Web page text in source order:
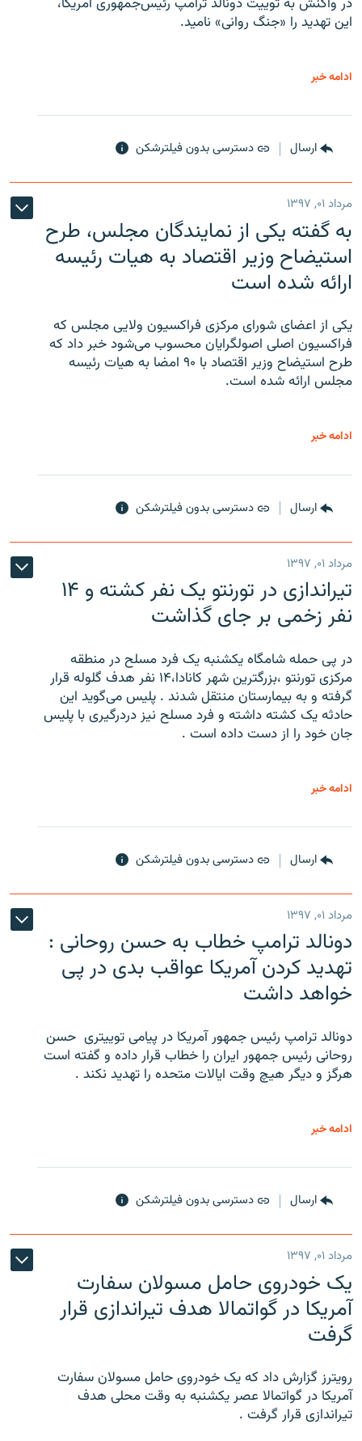
این تهدید را «جنگ روانی» نامید.
ادامه خبر
ارسال دسترسی بدون فیلترشکن
مرداد ۰۱, ۱۳۹۷
به گفته یکی از نمایندگان مجلس، طرح
استیضاح وزیر اقتصاد به هیات رئیسه
ارائه شده است
یکی از اعضای شورای مرکزی فراکسیون ولایی مجلس که
فراکسیون اصلی اصولگرایان محسوب می‌شود خبر داد که
طرح استیضاح وزیر اقتصاد با ۹۰ امضا به هیات رئیسه
مجلس ارائه شده است.
ادامه خبر
ارسال دسترسی بدون فیلترشکن
مرداد ۰۱, ۱۳۹۷
تیراندازی در تورنتو یک نفر کشته و ۱۴
نفر زخمی بر جای گذاشت
در پی حمله شامگاه یکشنبه یک فرد مسلح در منطقه
مرکزی تورنتو ،‌بزرگترین شهر کانادا،۱۴ نفر هدف گلوله قرار
گرفته و به بیمارستان منتقل شدند . پلیس می‌گوید این
حادثه یک کشته داشته و فرد مسلح نیز دردرگیری با پلیس
جان خود را از دست داده است .
ادامه خبر
ارسال دسترسی بدون فیلترشکن
مرداد ۰۱, ۱۳۹۷
دونالد ترامپ خطاب به حسن روحانی :
تهدید کردن آمریکا عواقب بدی در پی
خواهد داشت
دونالد ترامپ رئیس جمهور آمریکا در پیامی توییتری ‌ حسن
روحانی رئیس جمهور ایران را خطاب قرار داده و گفته است
هرگز و دیگر هیچ وقت ایالات متحده را تهدید نکند .
ادامه خبر
ارسال دسترسی بدون فیلترشکن
مرداد ۰۱, ۱۳۹۷
یک خودروی حامل مسولان سفارت
آمریکا در گواتمالا هدف تیراندازی قرار
گرفت
رویترز گزارش داد که یک خودروی حامل مسولان سفارت
آمریکا در گواتمالا عصر یکشنبه به وقت محلی هدف
تیراندازی قرار گرفت .